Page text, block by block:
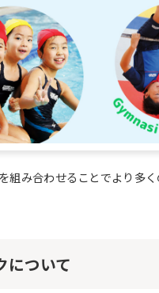
組み合わせることでより多
について